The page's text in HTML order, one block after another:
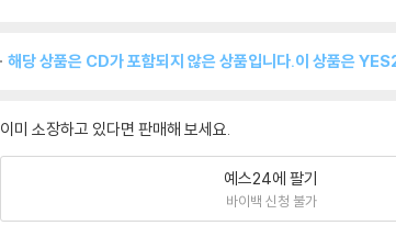
해당 상품은 CD가 포함되지 않은 상품입니다.이 상품은
이미 소장하고 있다면 판매해 보세요.
예스24에 팔기
바이백 신청 불가